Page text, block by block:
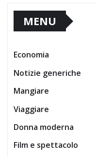
MENU
Economia
Notizie generiche
Mangiare
Viaggiare
Donna moderna
Film e spettacolo